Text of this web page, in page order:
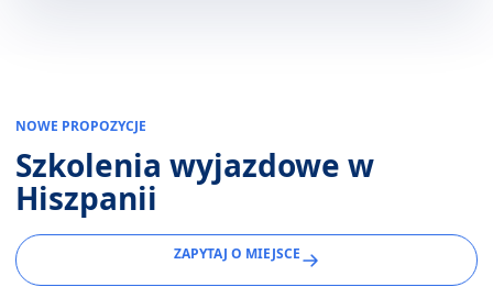
NOWE PROPOZYCJE
Szkolenia wyjazdowe w
Hiszpanii
ZAPYTAJ O MIEJSCE